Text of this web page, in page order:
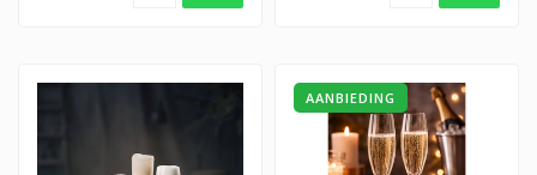
AANBIEDING